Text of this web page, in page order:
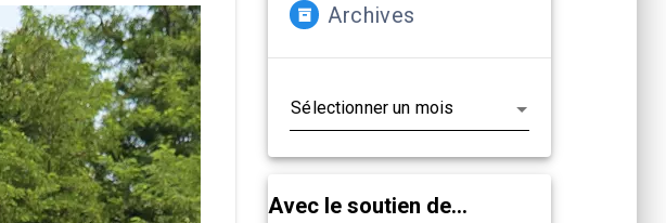
Archives
Avec le soutien de...